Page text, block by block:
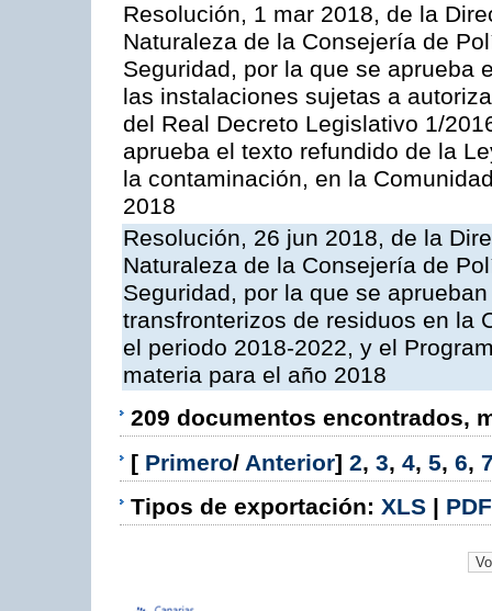
Resolución, 1 mar 2018, de la
Naturaleza de la Consejería de
Seguridad, por la que se aprueba
las instalaciones sujetas a
del Real Decreto Legislativo 1/
aprueba el texto refundido de la
la contaminación, en la
2018
Resolución, 26 jun 2018, de la
Naturaleza de la Consejería de
Seguridad, por la que se
transfronterizos de residuos en la
el periodo 2018-2022, y el
materia para el año 2018
209 documentos encontrados,
[ Primero/ Anterior] 2, 3, 4, 5, 6,
Tipos de exportación: XLS | PDF